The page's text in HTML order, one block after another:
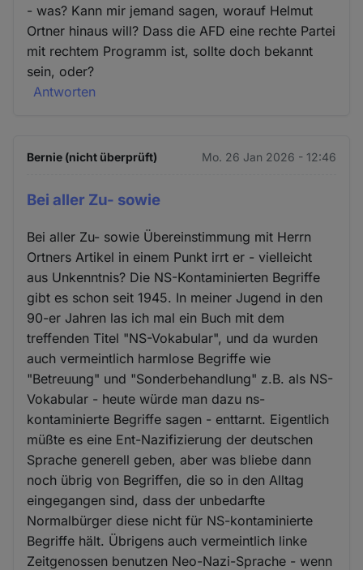
- was? Kann mir jemand sagen, worauf Helmut
Ortner hinaus will? Dass die AFD eine rechte Partei
mit rechtem Programm ist, sollte doch bekannt
sein, oder?
Antworten
Bernie (nicht überprüft) Mo. 26 Jan 2026 - 12:46
Bei aller Zu- sowie
Bei aller Zu- sowie Übereinstimmung mit Herrn
Ortners Artikel in einem Punkt irrt er - vielleicht
aus Unkenntnis? Die NS-Kontaminierten Begriffe
gibt es schon seit 1945. In meiner Jugend in den
90-er Jahren las ich mal ein Buch mit dem
treffenden Titel "NS-Vokabular", und da wurden
auch vermeintlich harmlose Begriffe wie
"Betreuung" und "Sonderbehandlung" z.B. als NS-
Vokabular - heute würde man dazu ns-
kontaminierte Begriffe sagen - enttarnt. Eigentlich
müßte es eine Ent-Nazifizierung der deutschen
Sprache generell geben, aber was bliebe dann
noch übrig von Begriffen, die so in den Alltag
eingegangen sind, dass der unbedarfte
Normalbürger diese nicht für NS-kontaminierte
Begriffe hält. Übrigens auch vermeintlich linke
Zeitgenossen benutzen Neo-Nazi-Sprache - wenn